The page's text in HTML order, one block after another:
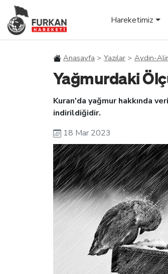
Hareketimiz
Anasayfa Yazılar Aydın-
Yağmurdaki
Kuran'da yağmur hakkında
indirildiğidir.
18 Mar 2023